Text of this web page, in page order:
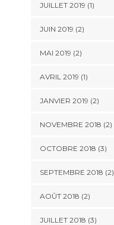
JUILLET 2019 (1)
JUIN 2019 (2)
MAI 2019 (2)
AVRIL 2019 (1)
JANVIER 2019 (2)
NOVEMBRE 2018 (2)
OCTOBRE 2018 (3)
SEPTEMBRE 2018 (2)
AOÛT 2018 (2)
JUILLET 2018 (3)